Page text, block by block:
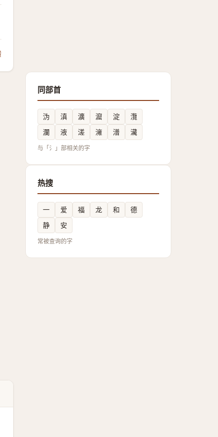
同部首
沩 滇 瀇 㵠 淀
灠
瀾
液 溠 澭 潽 㶓
与「氵」部相关的字
热搜
一 爱 福 龙 和
德
静
安
常被查询的字